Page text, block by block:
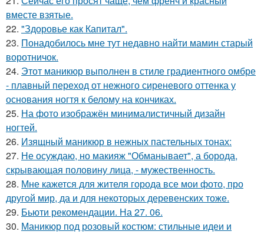
вместе взятые.
22. "Здоровье как Капитал".
23. Понадобилось мне тут недавно найти мамин старый
воротничок.
24. Этот маникюр выполнен в стиле градиентного омбре
- плавный переход от нежного сиреневого оттенка у
основания ногтя к белому на кончиках.
25. На фото изображён минималистичный дизайн
ногтей.
26. Изящный маникюр в нежных пастельных тонах:
27. Не осуждаю, но макияж "Обманывает", а борода,
скрывающая половину лица, - мужественность.
28. Мне кажется для жителя города все мои фото, про
другой мир, да и для некоторых деревенских тоже.
29. Бьюти рекомендации. На 27. 06.
30. Маникюр под розовый костюм: стильные идеи и